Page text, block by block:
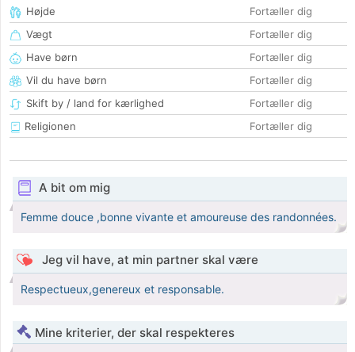
Højde
Fortæller dig
Vægt
Fortæller dig
Have børn
Fortæller dig
Vil du have børn
Fortæller dig
Skift by / land for kærlighed
Fortæller dig
Religionen
Fortæller dig
A bit om mig
Femme douce ,bonne vivante et amoureuse des randonnées.
Jeg vil have, at min partner skal være
Respectueux,genereux et responsable.
Mine kriterier, der skal respekteres